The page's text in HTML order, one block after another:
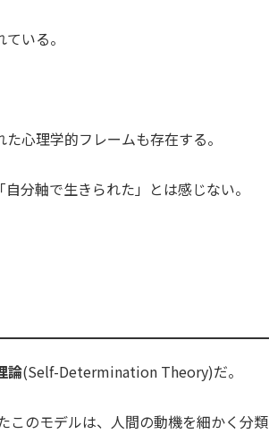
いる。
心理学的フレームも存在する。
分軸で生きられた」とは感じない。
論(Self-Determination Theory)だ。
このモデルは、人間の動機を細かく分類